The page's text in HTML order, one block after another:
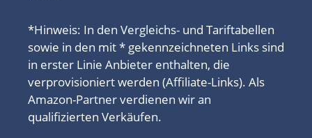
*Hinweis: In den Vergleichs- und Tariftabellen
sowie in den mit * gekennzeichneten Links sind
in erster Linie Anbieter enthalten, die
verprovisioniert werden (Affiliate-Links). Als
Amazon-Partner verdienen wir an
qualifizierten Verkäufen.